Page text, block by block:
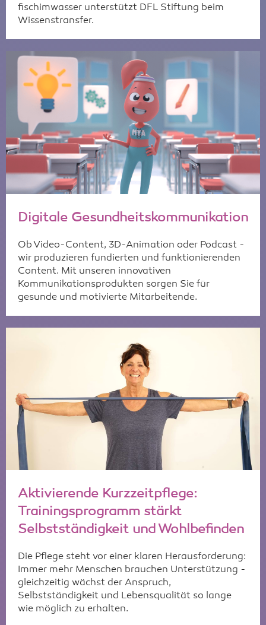
fischimwasser unterstützt DFL Stiftung beim
Wissenstransfer.
Digitale Gesundheitskommunikation
Ob Video-Content, 3D-Animation oder Podcast -
wir produzieren fundierten und funktionierenden
Content. Mit unseren innovativen
Kommunikationsprodukten sorgen Sie für
gesunde und motivierte Mitarbeitende.
Aktivierende Kurzzeitpflege:
Trainingsprogramm stärkt
Selbstständigkeit und Wohlbefinden
Die Pflege steht vor einer klaren Herausforderung:
Immer mehr Menschen brauchen Unterstützung -
gleichzeitig wächst der Anspruch,
Selbstständigkeit und Lebensqualität so lange
wie möglich zu erhalten.